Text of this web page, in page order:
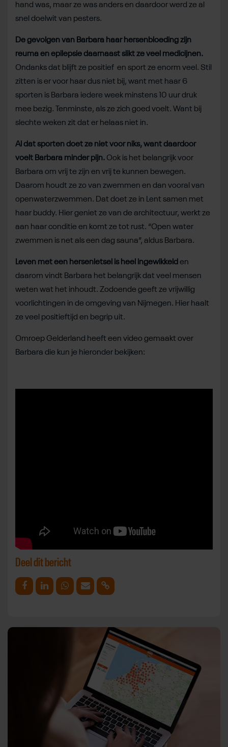
hand was, maar ze was anders en daardoor werd ze al
snel doelwit van pesters.
De gevolgen van Barbara haar hersenbloeding zijn
reuma en epilepsie daarnaast slikt ze veel medicijnen.
Ondanks dat blijft ze positief en sport ze enorm veel. Stil
zitten is er voor haar dus niet bij, want met haar 6
sporten is Barbara iedere week minstens 10 uur druk
mee bezig. Tenminste, als ze zich goed voelt. Want bij
slechte weken zit dat er helaas niet in.
Al dat sporten doet ze niet voor niks, want daardoor
voelt Barbara minder pijn. Ook is het belangrijk voor
Barbara om vrij te zijn en vrij te kunnen bewegen.
Daarom houdt ze zo van zwemmen en dan vooral van
openwaterzwemmen. Dat doet ze in Lent samen met
haar buddy. Hier geniet ze van de architectuur, werkt ze
aan haar conditie en komt ze tot rust. “Open water
zwemmen is net als een dag sauna”, aldus Barbara.
Leven met een hersenletsel is heel ingewikkeld en
daarom vindt Barbara het belangrijk dat veel mensen
weten wat het inhoudt. Zodoende geeft ze vrijwillig
voorlichtingen in de omgeving van Nijmegen. Hier haalt
ze veel positieftijd en begrip uit.
Omroep Gelderland heeft een video gemaakt over
Barbara die kun je hieronder bekijken:
Deel dit bericht
Deel op Facebook
Deel op LinkedinDeel op Whatsapp
Mail link Kopieer link